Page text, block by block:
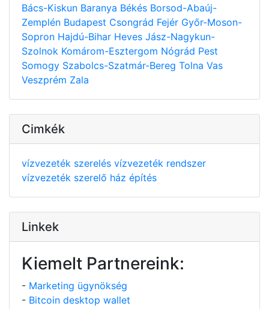
Bács-Kiskun Baranya Békés Borsod-Abaúj-
Zemplén Budapest Csongrád Fejér Győr-Moson-
Sopron Hajdú-Bihar Heves Jász-Nagykun-
Szolnok Komárom-Esztergom Nógrád Pest
Somogy Szabolcs-Szatmár-Bereg Tolna Vas
Veszprém Zala
Cimkék
vízvezeték szerelés vízvezeték rendszer
vízvezeték szerelő ház építés
Linkek
Kiemelt Partnereink:
- Marketing ügynökség
- Bitcoin desktop wallet